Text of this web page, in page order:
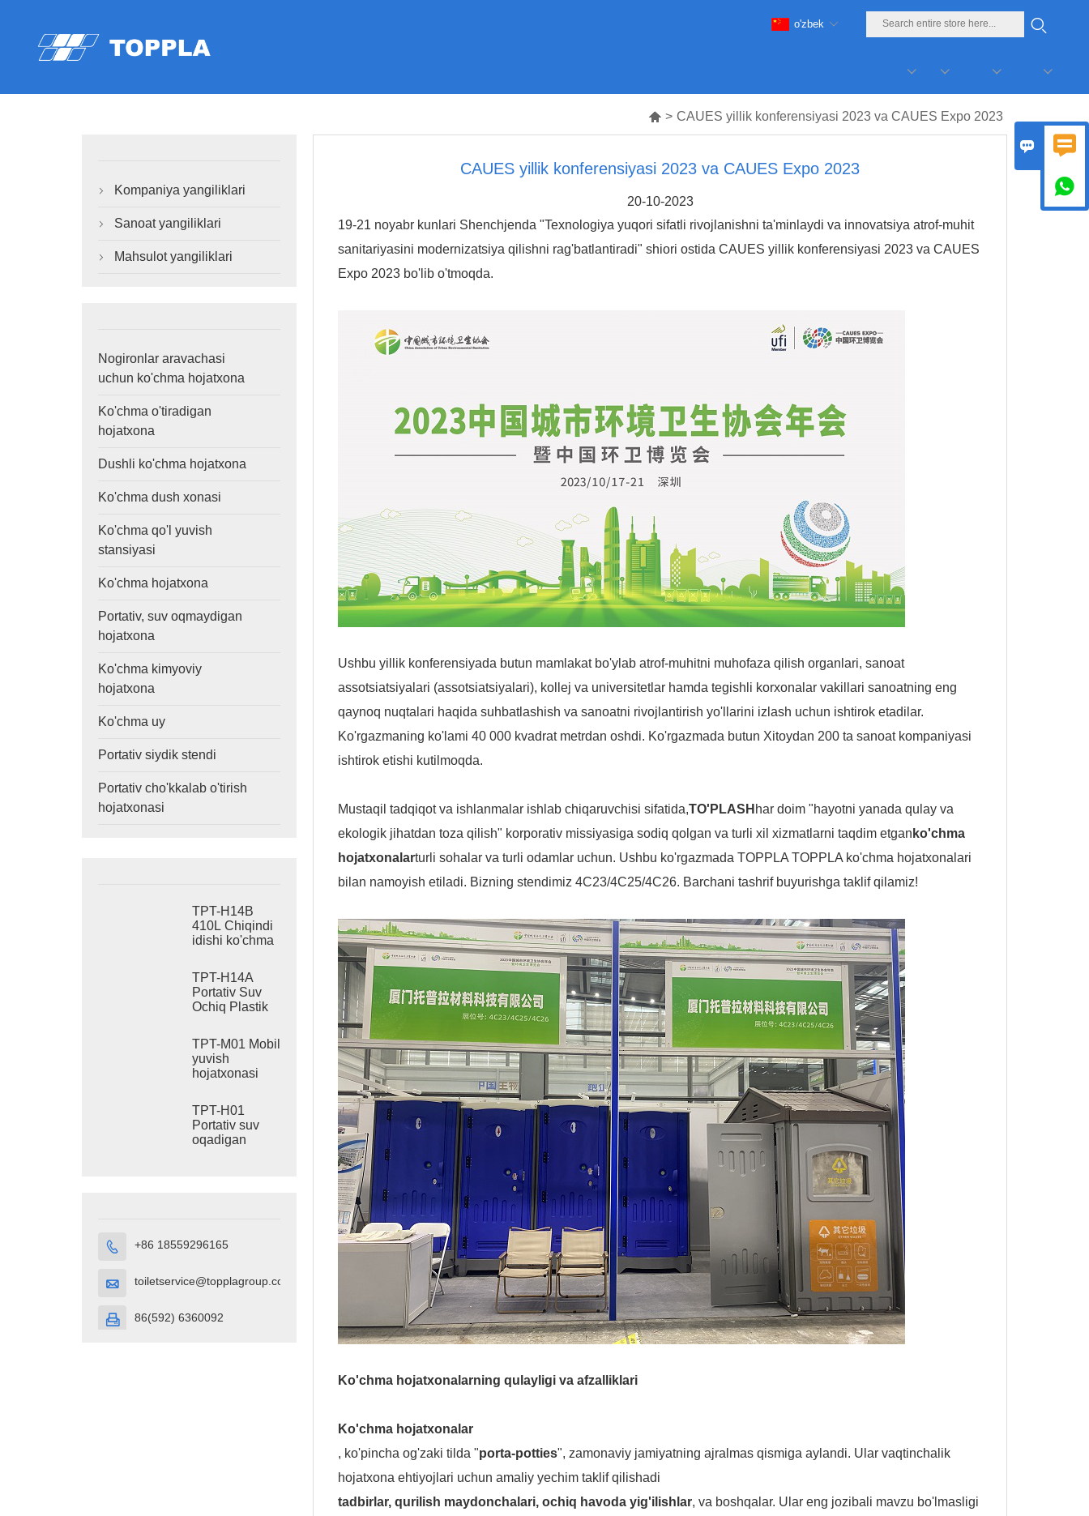
o'zbek
 > CAUES yillik konferensiyasi 2023 va CAUES Expo 2023
 Kompaniya yangiliklari
 Sanoat yangiliklari
 Mahsulot yangiliklari
Nogironlar aravachasi
uchun ko'chma hojatxona
Ko'chma o'tiradigan
hojatxona
Dushli ko'chma hojatxona
Ko'chma dush xonasi
Ko'chma qo'l yuvish
stansiyasi
Ko'chma hojatxona
Portativ, suv oqmaydigan
hojatxona
Ko'chma kimyoviy
hojatxona
Ko'chma uy
Portativ siydik stendi
Portativ cho'kkalab o'tirish
hojatxonasi
TPT-H14B
410L Chiqindi
idishi ko'chma
hojatxona
po'latdan
yasalgan
ko'chma
hojatxonasi
TPT-H14A
Portativ Suv
Ochiq Plastik
410L Chiqindi
Baki
TPT-M01 Mobil
yuvish
hojatxonasi
hojatxonasi
TPT-H01
Portativ suv
oqadigan
 +86 18559296165
 toiletservice@topplagroup.com
 86(592) 6360092
CAUES yillik konferensiyasi 2023 va CAUES Expo 2023
20-10-2023
19-21 noyabr kunlari Shenchjenda "Texnologiya yuqori sifatli rivojlanishni ta'minlaydi va innovatsiya atrof-muhit
sanitariyasini modernizatsiya qilishni rag'batlantiradi" shiori ostida CAUES yillik konferensiyasi 2023 va CAUES
Expo 2023 bo'lib o'tmoqda.
Ushbu yillik konferensiyada butun mamlakat bo'ylab atrof-muhitni muhofaza qilish organlari, sanoat
assotsiatsiyalari (assotsiatsiyalari), kollej va universitetlar hamda tegishli korxonalar vakillari sanoatning eng
qaynoq nuqtalari haqida suhbatlashish va sanoatni rivojlantirish yo'llarini izlash uchun ishtirok etadilar.
Ko'rgazmaning ko'lami 40 000 kvadrat metrdan oshdi. Ko'rgazmada butun Xitoydan 200 ta sanoat kompaniyasi
ishtirok etishi kutilmoqda.
Mustaqil tadqiqot va ishlanmalar ishlab chiqaruvchisi sifatida,TO'PLASH har doim "hayotni yanada qulay va
ekologik jihatdan toza qilish" korporativ missiyasiga sodiq qolgan va turli xil xizmatlarni taqdim etgan ko'chma
hojatxonalarturli sohalar va turli odamlar uchun. Ushbu ko'rgazmada TOPPLA TOPPLA ko'chma hojatxonalari
bilan namoyish etiladi. Bizning stendimiz 4C23/4C25/4C26. Barchani tashrif buyurishga taklif qilamiz!
Ko'chma hojatxonalarning qulayligi va afzalliklari
Ko'chma hojatxonalar
, ko'pincha og'zaki tilda "porta-potties", zamonaviy jamiyatning ajralmas qismiga aylandi. Ular vaqtinchalik
hojatxona ehtiyojlari uchun amaliy yechim taklif qilishadi
tadbirlar, qurilish maydonchalari, ochiq havoda yig'ilishlar, va boshqalar. Ular eng jozibali mavzu bo'lmasligi
 
